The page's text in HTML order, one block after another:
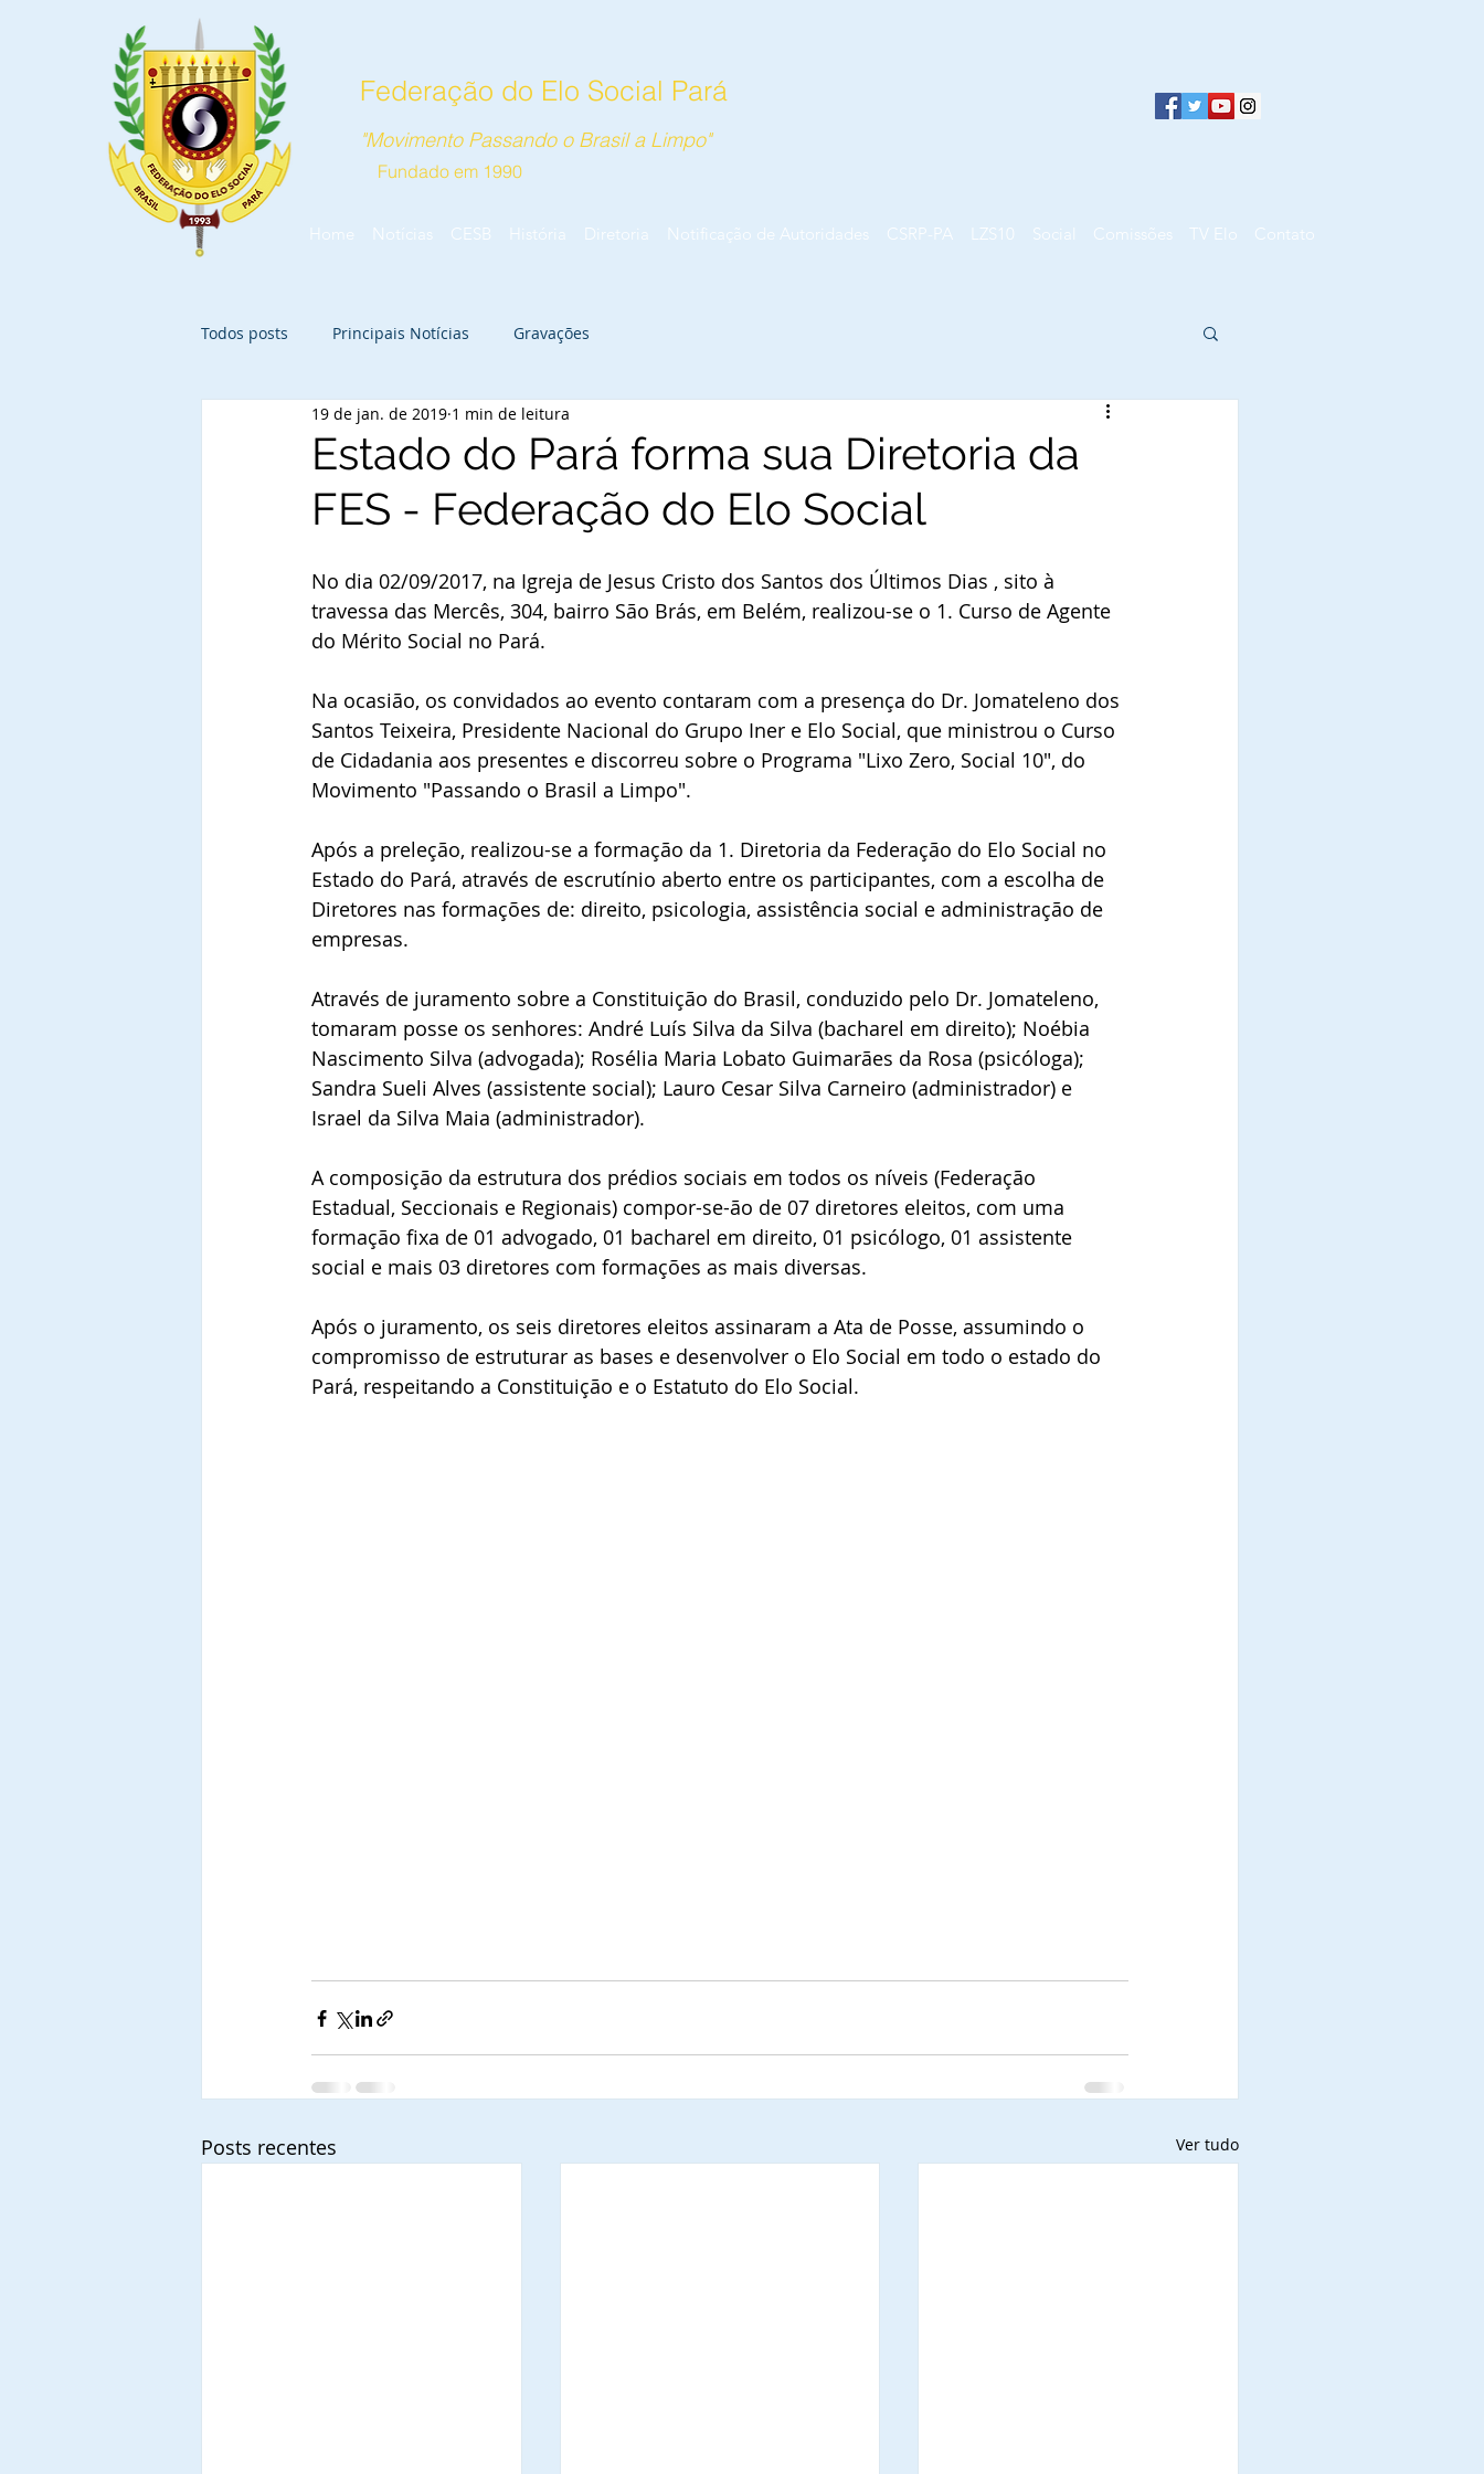
Federação do Elo Social Pará
"Movimento Passando o Brasil a Limpo"
Fundado em 1990
Home Notícias CESB História Diretoria Notificação de Autoridades CSRP-PA LZS10 Social Comissões TV Elo Contato
Todos posts Principais Notícias Gravações
Estado do Pará forma sua Diretoria da
FES - Federação do Elo Social
19 de jan. de 2019 1 min de leitura
No dia 02/09/2017, na Igreja de Jesus Cristo dos Santos dos Últimos Dias , sito à
travessa das Mercês, 304, bairro São Brás, em Belém, realizou-se o 1. Curso de Agente
do Mérito Social no Pará.
Na ocasião, os convidados ao evento contaram com a presença do Dr. Jomateleno dos
Santos Teixeira, Presidente Nacional do Grupo Iner e Elo Social, que ministrou o Curso
de Cidadania aos presentes e discorreu sobre o Programa "Lixo Zero, Social 10", do
Movimento "Passando o Brasil a Limpo".
Após a preleção, realizou-se a formação da 1. Diretoria da Federação do Elo Social no
Estado do Pará, através de escrutínio aberto entre os participantes, com a escolha de
Diretores nas formações de: direito, psicologia, assistência social e administração de
empresas.
Através de juramento sobre a Constituição do Brasil, conduzido pelo Dr. Jomateleno,
tomaram posse os senhores: André Luís Silva da Silva (bacharel em direito); Noébia
Nascimento Silva (advogada); Rosélia Maria Lobato Guimarães da Rosa (psicóloga);
Sandra Sueli Alves (assistente social); Lauro Cesar Silva Carneiro (administrador) e
Israel da Silva Maia (administrador).
A composição da estrutura dos prédios sociais em todos os níveis (Federação
Estadual, Seccionais e Regionais) compor-se-ão de 07 diretores eleitos, com uma
formação fixa de 01 advogado, 01 bacharel em direito, 01 psicólogo, 01 assistente
social e mais 03 diretores com formações as mais diversas.
Após o juramento, os seis diretores eleitos assinaram a Ata de Posse, assumindo o
compromisso de estruturar as bases e desenvolver o Elo Social em todo o estado do
Pará, respeitando a Constituição e o Estatuto do Elo Social.
Posts recentes Ver tudo